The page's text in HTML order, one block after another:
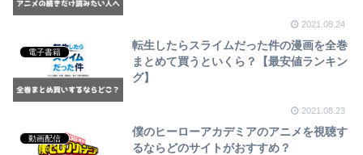
2021.08.24
電子書籍
転生したらスライムだった件の漫画を全巻
まとめて買うといくら？【最安値ランキン
グ】
2021.08.23
動画配信
僕のヒーローアカデミアのアニメを視聴す
るならどのサイトがおすすめ？